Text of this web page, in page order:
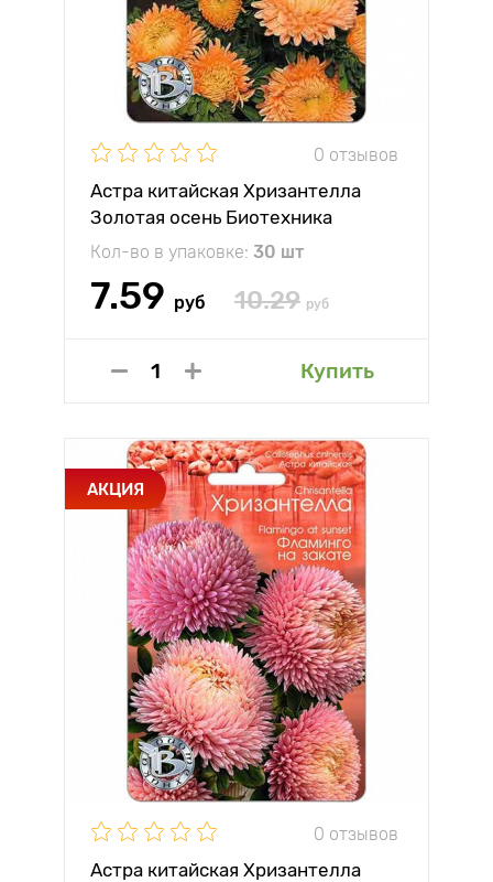
0 отзывов
Астра китайская Хризантелла
Золотая осень Биотехника
Кол-во в упаковке: 30 шт
7.59 руб 10.29 руб
Купить
АКЦИЯ
0 отзывов
Астра китайская Хризантелла